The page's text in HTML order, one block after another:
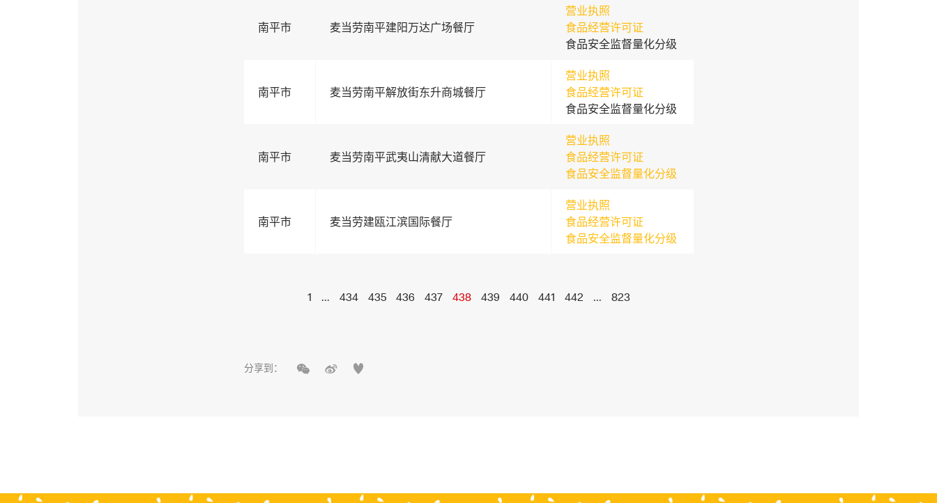
南平市 麦当劳南平建阳万达广场餐厅
营业执照
食品经营许可证
食品安全监督量化分级
南平市 麦当劳南平解放街东升商城餐厅
营业执照
食品经营许可证
食品安全监督量化分级
南平市 麦当劳南平武夷山清献大道餐厅
营业执照
食品经营许可证
食品安全监督量化分级
南平市 麦当劳建瓯江滨国际餐厅
营业执照
食品经营许可证
食品安全监督量化分级
1 ... 434 435 436 437 438 439 440 441 442 ... 823
分享到：   